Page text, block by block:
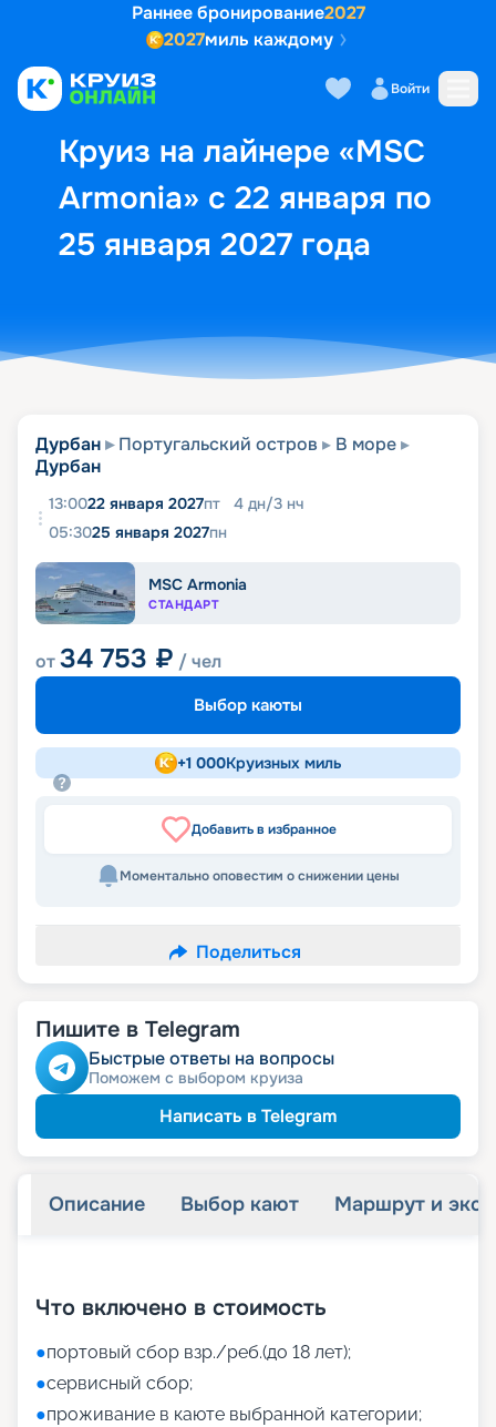
Раннее бронирование2027
2027миль каждому
Войти
Круиз на лайнере «MSC
Armonia» с 22 января по
25 января 2027 года
Выбор кают Маршрут и
Дурбан Португальский остров
В море
Дурбан
13:0022 января 2027пт 4 дн/3 нч
05:3025 января 2027пн
MSC Armonia
СТАНДАРТ
от34 753 ₽ / чел
Выбор каюты
+1 000Круизных миль
Добавить в избранное
Моментально оповестим о снижении цены
Поделиться
Пишите в Telegram
Быстрые ответы на вопросы
Поможем с выбором круиза
Написать в Telegram
Описание Выбор кают Маршрут и
Что включено в стоимость
●портовый сбор взр./реб.(до 18 лет);
●сервисный сбор;
●проживание в каюте выбранной категории;